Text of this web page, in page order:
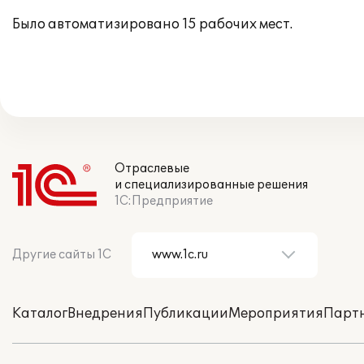
Было автоматизировано 15 рабочих мест.
Отраслевые
и специализированные решения
1С:Предприятие
Другие сайты 1С
КаталогВнедренияПубликацииМероприятия